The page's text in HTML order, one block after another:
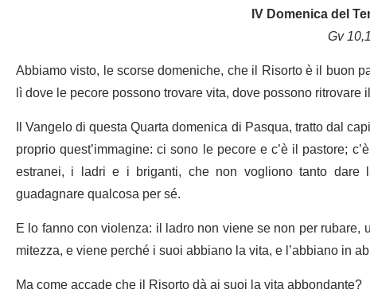
IV Domenica del
Gv
Abbiamo visto, le scorse domeniche, che il Risorto è il buon
lì dove le pecore possono trovare vita, dove possono
Il Vangelo di questa Quarta domenica di Pasqua, tratto dal
proprio quest’immagine: ci sono le pecore e c’è il pastore;
estranei, i ladri e i briganti, che non vogliono tanto
guadagnare qualcosa per sé.
E lo fanno con violenza: il ladro non viene se non per
mitezza, e viene perché i suoi abbiano la vita, e l’abbiano in
Ma come accade che il Risorto dà ai suoi la vita abbondante?